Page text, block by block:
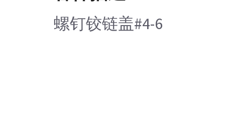
螺钉铰链盖#4-6